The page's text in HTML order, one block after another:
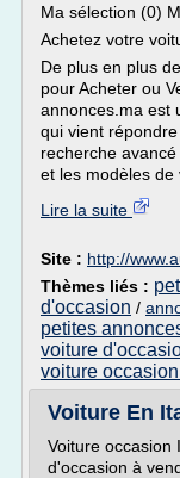
Ma sélection (0)
Achetez votre
De plus en plus
pour Acheter ou
annonces.ma est
qui vient
recherche
et les modèles de
Lire la suite
Site : http://
Thèmes liés :
d'occasion /
petites
voiture
voiture
Voiture En
Voiture occasion
d'occasion à